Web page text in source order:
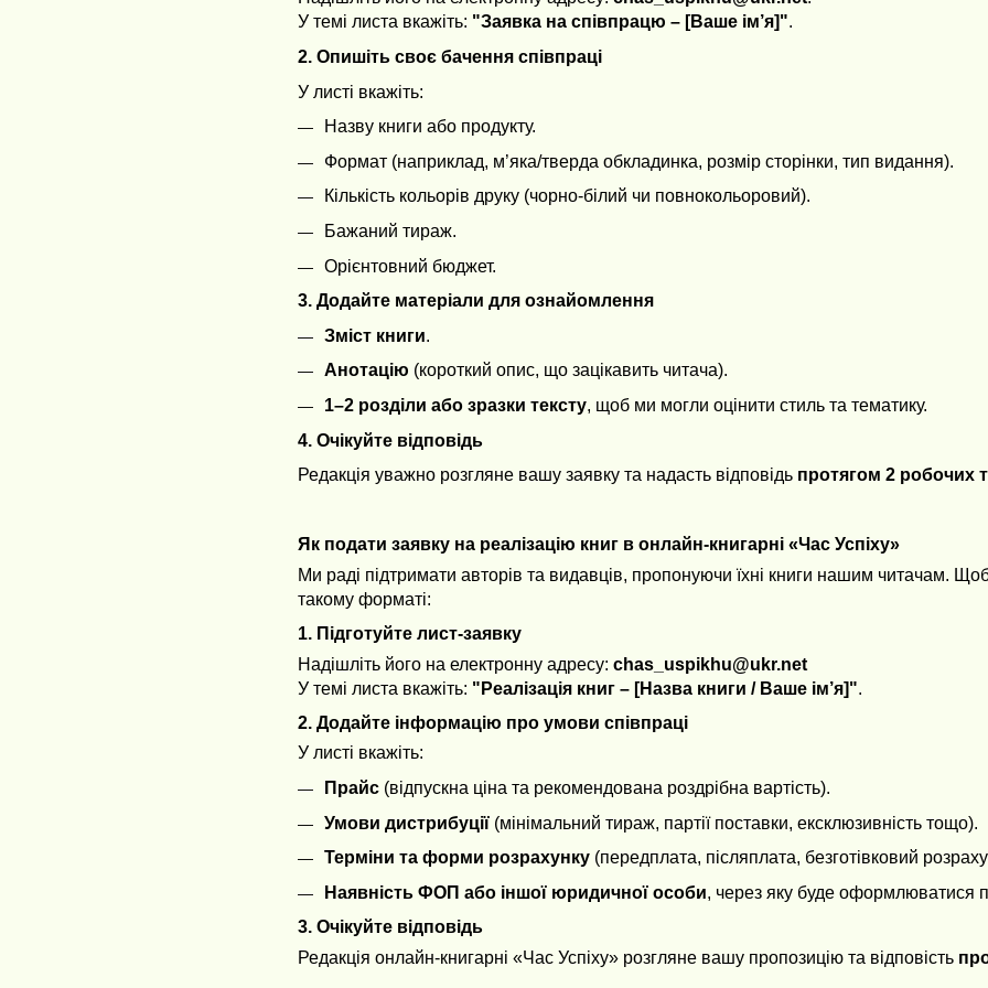
У темі листа вкажіть: "Заявка на співпрацю – [Ваше ім’я]".
2. Опишіть своє бачення співпраці
У листі вкажіть:
Назву книги або продукту.
Формат (наприклад, м’яка/тверда обкладинка, розмір сторінки, тип видання).
Кількість кольорів друку (чорно-білий чи повнокольоровий).
Бажаний тираж.
Орієнтовний бюджет.
3. Додайте матеріали для ознайомлення
Зміст книги.
Анотацію (короткий опис, що зацікавить читача).
1–2 розділи або зразки тексту, щоб ми могли оцінити стиль та тематику.
4. Очікуйте відповідь
Редакція уважно розгляне вашу заявку та надасть відповідь протягом 2 робочих
Як подати заявку на реалізацію книг в онлайн-книгарні «Час Успіху»
Ми раді підтримати авторів та видавців, пропонуючи їхні книги нашим читачам.
такому форматі:
1. Підготуйте лист-заявку
Надішліть його на електронну адресу: chas_uspikhu@ukr.net
У темі листа вкажіть: "Реалізація книг – [Назва книги / Ваше ім’я]".
2. Додайте інформацію про умови співпраці
У листі вкажіть:
Прайс (відпускна ціна та рекомендована роздрібна вартість).
Умови дистрибуції (мінімальний тираж, партії поставки, ексклюзивність тощо).
Терміни та форми розрахунку (передплата, післяплата, безготівковий
Наявність ФОП або іншої юридичної особи, через яку буде оформлюватися
3. Очікуйте відповідь
Редакція онлайн-книгарні «Час Успіху» розгляне вашу пропозицію та відповість